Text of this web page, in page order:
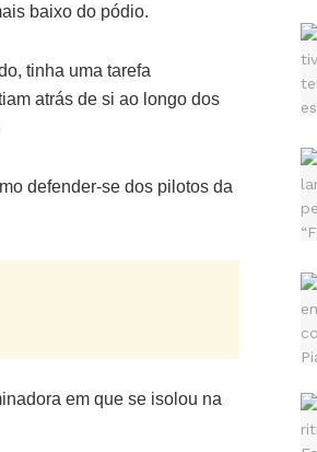
baixo do pódio.
tinha uma tarefa
atrás de si ao longo dos
defender-se dos pilotos da
em que se isolou na